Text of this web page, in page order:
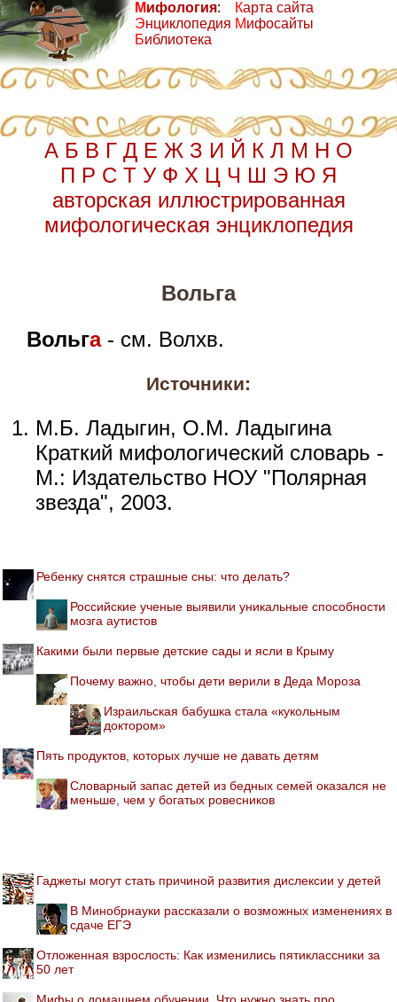
Мифология:
Энциклопедия
Библиотека
Карта сайта
Мифосайты
А Б В Г Д Е Ж З И Й К Л М Н О
П Р С Т У Ф Х Ц Ч Ш Э Ю Я
авторская иллюстрированная
мифологическая энциклопедия
Вольга
Вольга- см. Волхв.
Источники:
М.Б. Ладыгин, О.М. Ладыгина
Краткий мифологический словарь -
М.: Издательство НОУ "Полярная
звезда", 2003.
Ребенку снятся страшные сны: что делать?
Российские ученые выявили уникальные способности
мозга аутистов
Какими были первые детские сады и ясли в Крыму
Почему важно, чтобы дети верили в Деда Мороза
Израильская бабушка стала «кукольным
доктором»
Пять продуктов, которых лучше не давать детям
Словарный запас детей из бедных семей оказался не
меньше, чем у богатых ровесников
Гаджеты могут стать причиной развития дислексии у детей
В Минобрнауки рассказали о возможных изменениях в
сдаче ЕГЭ
Отложенная взрослость: Как изменились пятиклассники за
50 лет